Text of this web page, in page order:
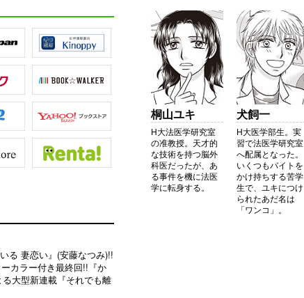
桐山ユキ
H大法医学研究室
の准教授。天才的
な技術を持つ脳外
科医だったが、あ
る事件を機に法医
学に転身する。
犬飼一
H大医学部生。実
習で法医学研究室
へ配属となった。
いくつもバイトを
かけ持ちする苦学
生で、ユキにつけ
られたあだ名は
「ワンコ」。
る 妻恋い』(安藤なつみ)!!
カラー付き最終回!!『か
大型新連載『それでも離